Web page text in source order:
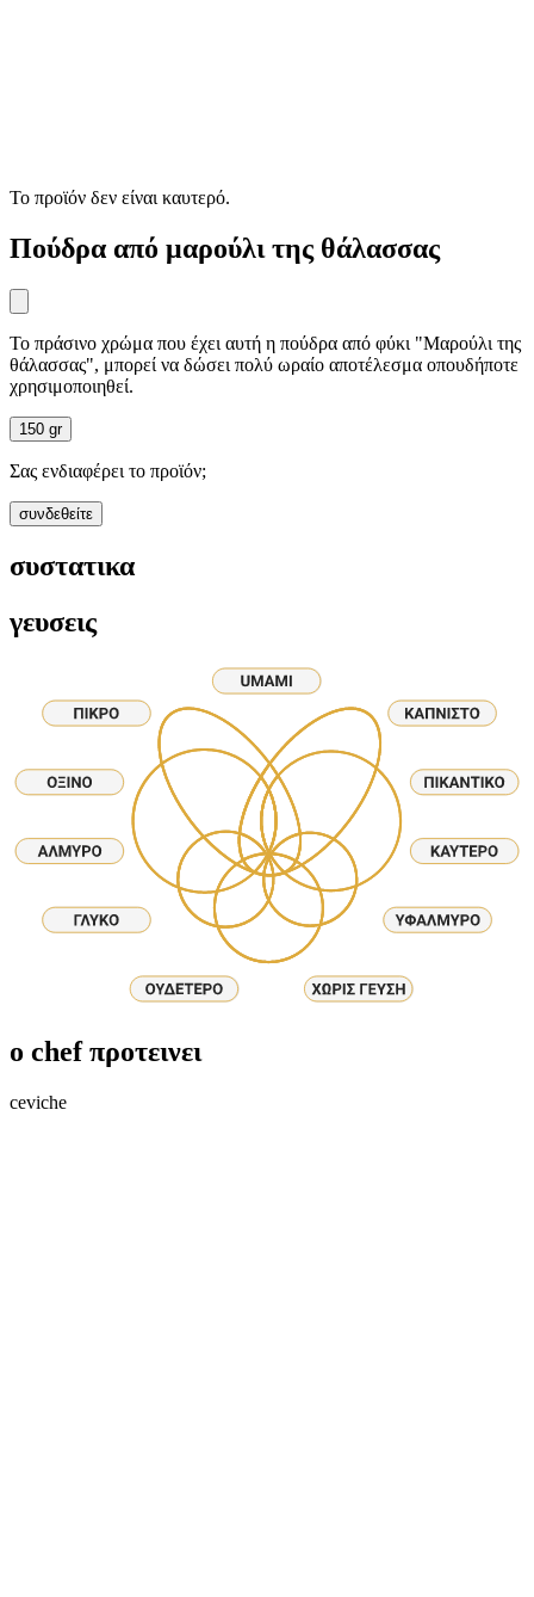
Το προϊόν δεν είναι καυτερό.
Πούδρα από μαρούλι της θάλασσας
Το πράσινο χρώμα που έχει αυτή η πούδρα από φύκι "Μαρούλι της
θάλασσας", μπορεί να δώσει πολύ ωραίο αποτέλεσμα οπουδήποτε
χρησιμοποιηθεί.
150 gr
Σας ενδιαφέρει το προϊόν;
συνδεθείτε
συστατικα
γευσεις
ο chef προτεινει
ceviche